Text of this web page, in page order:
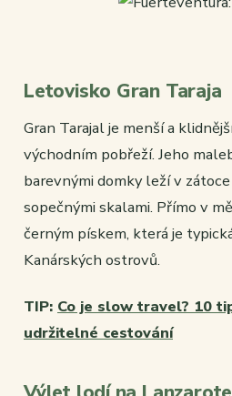
Letovisko Gran Taraja
Gran Tarajal je menší a
východním pobřeží. Jeho
barevnými domky leží v
sopečnými skalami. Přímo v
černým pískem, která je
Kanárských ostrovů.
TIP: Co je slow travel? 10
udržitelné cestování